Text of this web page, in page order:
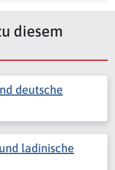
diesem
deutsche
ladinische